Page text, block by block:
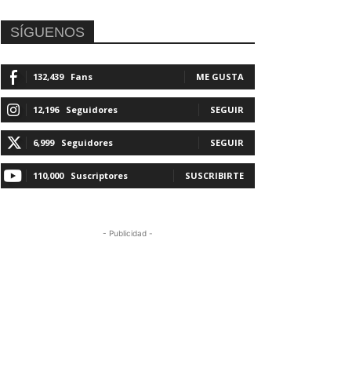
SÍGUENOS
132,439 Fans ME GUSTA
12,196 Seguidores SEGUIR
6,999 Seguidores SEGUIR
110,000 Suscriptores SUSCRIBIRTE
- Publicidad -